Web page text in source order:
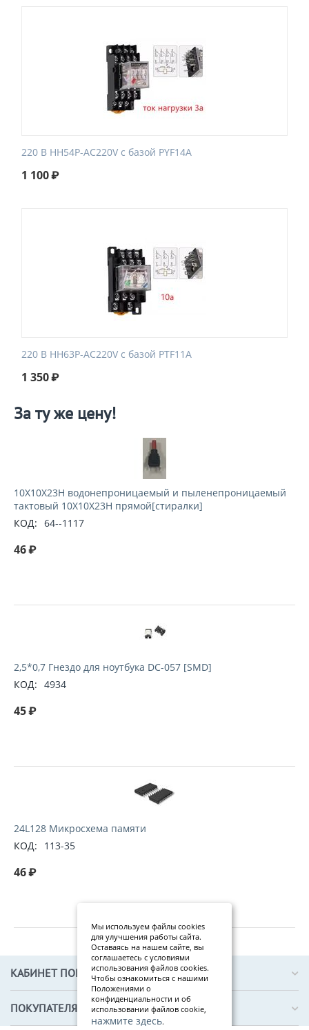
220 В HH54P-AC220V с базой PYF14A
1 100₽
220 В HH63P-AC220V с базой PTF11A
1 350₽
За ту же цену!
10X10X23H водонепроницаемый и пыленепроницаемый
тактовый 10X10X23H прямой[стиралки]
КОД: 64--1117
46₽
2,5*0,7 Гнездо для ноутбука DC-057 [SMD]
КОД: 4934
45₽
24L128 Микросхема памяти
КОД:
113-35
46₽
КАБИНЕТ ПОКУПАТЕЛЯ
ПОКУПАТЕЛЯМ
Мы используем файлы cookies
для улучшения работы сайта.
Оставаясь на нашем сайте, вы
соглашаетесь с условиями
использования файлов cookies.
Чтобы ознакомиться с нашими
Положениями о
конфиденциальности и об
использовании файлов cookie,
нажмите здесь.